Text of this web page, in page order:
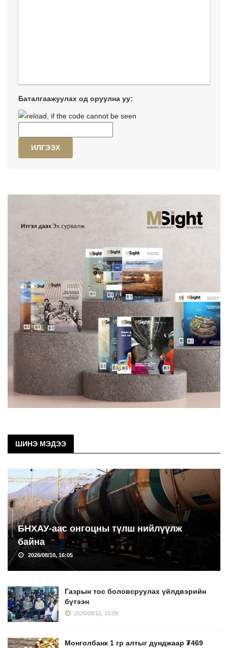
Баталгаажуулах од оруулна уу:
ИЛГЭЭХ
ШИНЭ МЭДЭЭ
БНХАУ-аас онгоцны түлш нийлүүлж
байна
2026/08/10, 16:05
Газрын тос боловсруулах үйлдвэрийн
бүтээн
2026/08/10, 15:09
Монголбанк 1 гр алтыг дунджаар ₮469